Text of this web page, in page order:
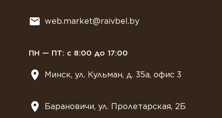
web.market@raivbel.by
ПН — ПТ: с 8:00 до 17:00
Минск, ул. Кульман, д. 35а, офис 3
Барановичи, ул. Пролетарская, 2Б